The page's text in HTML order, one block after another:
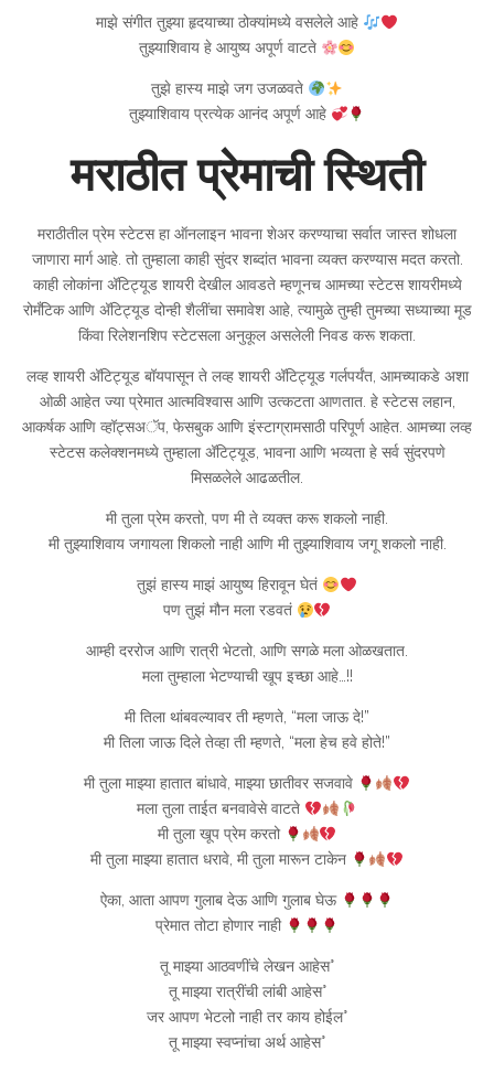
माझे संगीत तुझ्या हृदयाच्या ठोक्यांमध्ये वसलेले आहे
तुझ्याशिवाय हे आयुष्य अपूर्ण वाटते
तुझे हास्य माझे जग उजळवते
तुझ्याशिवाय प्रत्येक आनंद अपूर्ण आहे
मराठीत प्रेमाची स्थिती
मराठीतील प्रेम स्टेटस हा ऑनलाइन भावना शेअर करण्याचा सर्वात जास्त शोधला
जाणारा मार्ग आहे. तो तुम्हाला काही सुंदर शब्दांत भावना व्यक्त करण्यास मदत करतो.
काही लोकांना अ‍ॅटिट्यूड शायरी देखील आवडते म्हणूनच आमच्या स्टेटस शायरीमध्ये
रोमँटिक आणि अ‍ॅटिट्यूड दोन्ही शैलींचा समावेश आहे, त्यामुळे तुम्ही तुमच्या सध्याच्या मूड
किंवा रिलेशनशिप स्टेटसला अनुकूल असलेली निवड करू शकता.
लव्ह शायरी अ‍ॅटिट्यूड बॉयपासून ते लव्ह शायरी अ‍ॅटिट्यूड गर्लपर्यंत, आमच्याकडे अशा
ओळी आहेत ज्या प्रेमात आत्मविश्वास आणि उत्कटता आणतात. हे स्टेटस लहान,
आकर्षक आणि व्हॉट्सअॅप, फेसबुक आणि इंस्टाग्रामसाठी परिपूर्ण आहेत. आमच्या लव्ह
स्टेटस कलेक्शनमध्ये तुम्हाला अ‍ॅटिट्यूड, भावना आणि भव्यता हे सर्व सुंदरपणे
मिसळलेले आढळतील.
मी तुला प्रेम करतो, पण मी ते व्यक्त करू शकलो नाही.
मी तुझ्याशिवाय जगायला शिकलो नाही आणि मी तुझ्याशिवाय जगू शकलो नाही.
तुझं हास्य माझं आयुष्य हिरावून घेतं
पण तुझं मौन मला रडवतं
आम्ही दररोज आणि रात्री भेटतो, आणि सगळे मला ओळखतात.
मला तुम्हाला भेटण्याची खूप इच्छा आहे…!!
मी तिला थांबवल्यावर ती म्हणते, “मला जाऊ दे!”
मी तिला जाऊ दिले तेव्हा ती म्हणते, “मला हेच हवे होते!”
मी तुला माझ्या हातात बांधावे, माझ्या छातीवर सजवावे
मला तुला ताईत बनवावेसे वाटते
मी तुला खूप प्रेम करतो
मी तुला माझ्या हातात धरावे, मी तुला मारून टाकेन
ऐका, आता आपण गुलाब देऊ आणि गुलाब घेऊ
प्रेमात तोटा होणार नाही
तू माझ्या आठवणींचे लेखन आहेस°
तू माझ्या रात्रींची लांबी आहेस°
जर आपण भेटलो नाही तर काय होईल°
तू माझ्या स्वप्नांचा अर्थ आहेस°